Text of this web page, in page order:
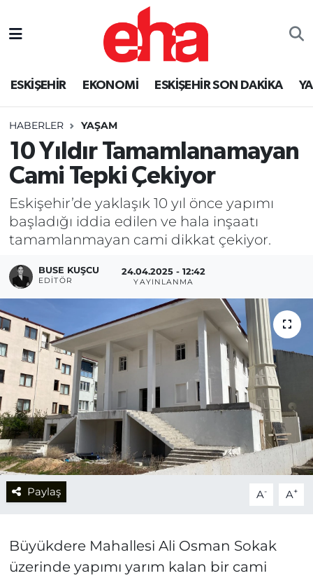
ESKİŞEHİR EKONOMİ ESKİŞEHİR SON DAKİKA
HABERLER YAŞAM
10 Yıldır Tamamlanamayan
Cami Tepki Çekiyor
Eskişehir’de yaklaşık 10 yıl önce yapımı
başladığı iddia edilen ve hala inşaatı
tamamlanmayan cami dikkat çekiyor.
BUSE KUŞCU
EDITÖR
24.04.2025 - 12:42
YAYINLANMA
Paylaş A- A+
Büyükdere Mahallesi Ali Osman Sokak
üzerinde yapımı yarım kalan bir cami